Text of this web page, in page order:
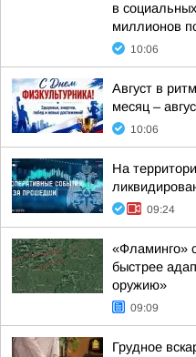
в
миллионов
10:06
Август в
месяц –
10:06
На
09:24
«Фламинго»
быстрее
оружию»
09:09
Грудное